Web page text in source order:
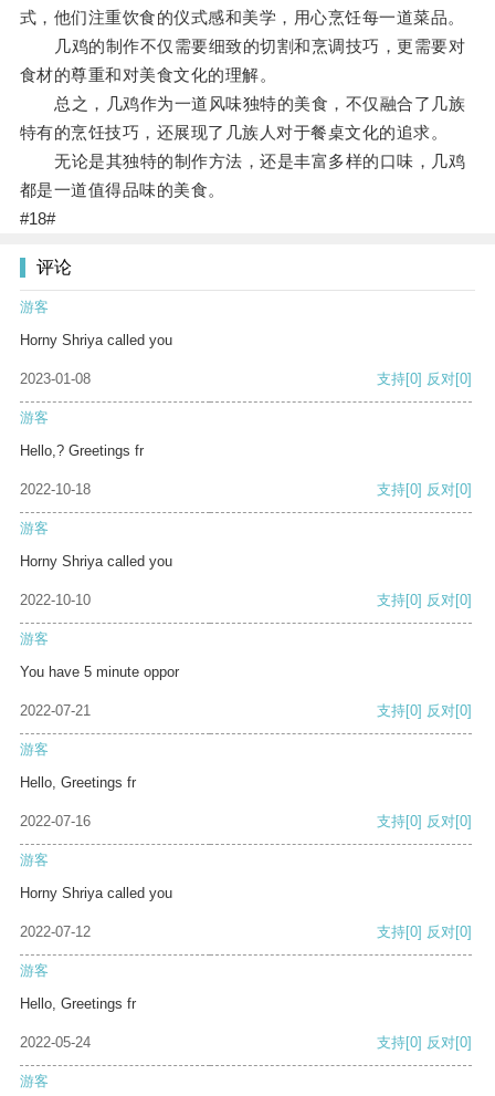
式，他们注重饮食的仪式感和美学，用心烹饪每一道菜品。
几鸡的制作不仅需要细致的切割和烹调技巧，更需要对
食材的尊重和对美食文化的理解。
总之，几鸡作为一道风味独特的美食，不仅融合了几族
特有的烹饪技巧，还展现了几族人对于餐桌文化的追求。
无论是其独特的制作方法，还是丰富多样的口味，几鸡
都是一道值得品味的美食。
#18#
评论
游客
Horny Shriya called you
2023-01-08 支持[0] 反对[0]
游客
Hello,? Greetings fr
2022-10-18 支持[0] 反对[0]
游客
Horny Shriya called you
2022-10-10 支持[0] 反对[0]
游客
You have 5 minute oppor
2022-07-21 支持[0] 反对[0]
游客
Hello, Greetings fr
2022-07-16 支持[0] 反对[0]
游客
Horny Shriya called you
2022-07-12 支持[0] 反对[0]
游客
Hello, Greetings fr
2022-05-24 支持[0] 反对[0]
游客